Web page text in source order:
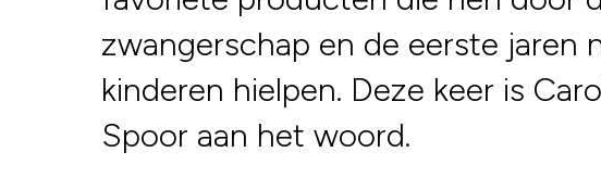
zwangerschap en de eerste jaren
kinderen hielpen. Deze keer is
Spoor aan het woord.